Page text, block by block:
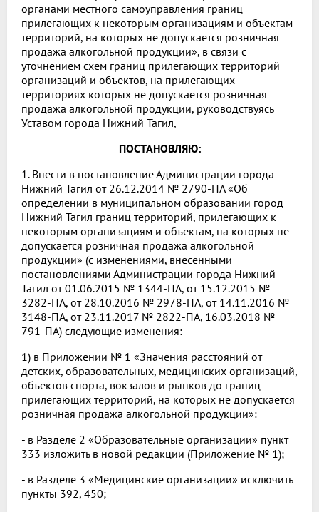
органами местного самоуправления границ
прилегающих к некоторым организациям и объектам
территорий, на которых не допускается розничная
продажа алкогольной продукции», в связи с
уточнением схем границ прилегающих территорий
организаций и объектов, на прилегающих
территориях которых не допускается розничная
продажа алкогольной продукции, руководствуясь
Уставом города Нижний Тагил,
ПОСТАНОВЛЯЮ:
1. Внести в постановление Администрации города
Нижний Тагил от 26.12.2014 № 2790-ПА «Об
определении в муниципальном образовании город
Нижний Тагил границ территорий, прилегающих к
некоторым организациям и объектам, на которых не
допускается розничная продажа алкогольной
продукции» (c изменениями, внесенными
постановлениями Администрации города Нижний
Тагил от 01.06.2015 № 1344-ПА, от 15.12.2015 №
3282-ПА, от 28.10.2016 № 2978-ПA, от 14.11.2016 №
3148-ПA, от 23.11.2017 № 2822-ПА, 16.03.2018 №
791-ПА) следующие изменения:
1) в Приложении № 1 «Значения расстояний от
детских, образовательных, медицинских организаций,
объектов спорта, вокзалов и рынков до границ
прилегающих территорий, на которых не допускается
розничная продажа алкогольной продукции»:
- в Разделе 2 «Образовательные организации» пункт
333 изложить в новой редакции (Приложение № 1);
- в Разделе 3 «Медицинские организации» исключить
пункты 392, 450;